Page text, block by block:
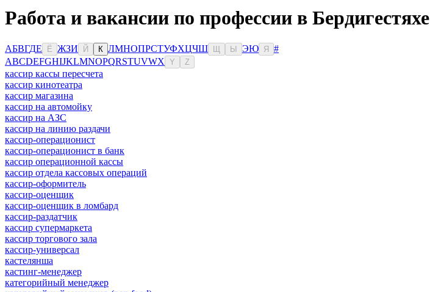
Работа и вакансии по профессии в Бердигестяхе
АБВГДЕ Ё ЖЗИ Й К ЛМНОПРСТУФХЦЧШ Ы ЭЮ Я
#
ABCDEFGHIJKLMNOPQRSTUVWX Y Z
кассир кассы пересчета
кассир кинотеатра
кассир магазина
кассир на автомойку
кассир на АЗС
кассир на линию раздачи
кассир-операционист
кассир-операционист в банк
кассир операционной кассы
кассир отдела кассовых операций
кассир-оформитель
кассир-оценщик
кассир-оценщик в ломбард
кассир-раздатчик
кассир супермаркета
кассир торгового зала
кассир-универсал
кастелянша
кастинг-менеджер
категорийный менеджер